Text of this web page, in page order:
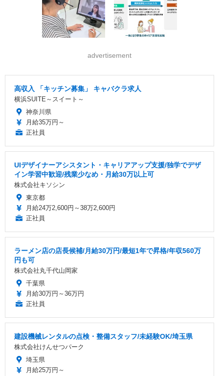
advertisement
高収入 「キッチン募集」 キャバクラ求人
横浜SUITE～スイート～
神奈川県
月給35万円～
正社員
UIデザイナーアシスタント・キャリアアップ支援/独学でデザ
イン学習中歓迎/残業少なめ・月給30万以上可
株式会社キソシン
東京都
月給24万2,600円～38万2,600円
正社員
ラーメン店の店長候補/月給30万円/最短1年で昇格/年収560万
円も可
株式会社丸千代山岡家
千葉県
月給30万円～36万円
正社員
建設機械レンタルの点検・整備スタッフ/未経験OK/埼玉県
株式会社けんせつパーク
埼玉県
月給25万円～